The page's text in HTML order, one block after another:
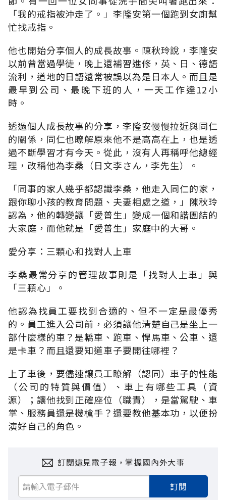
「我的戒指被沖走了。」李隆安第一個跑到女廁幫
忙找戒指。
他也開始分享個人的成長故事。陳秋玲說，李隆安
以前曾當過學徒，晚上還補習進修，英、日、德語
流利，道地的日語還常被誤以為是日本人。而且是
最早到公司、最晚下班的人，一天工作達12小
時。
透過個人成長故事的分享，李隆安慢慢拉近與同仁
的關係，同仁也瞭解原來他不是高高在上，也是透
過不斷學習才有今天。從此，沒有人再稱呼他總經
理，改稱他為李桑（日文李さん，李先生）。
「同事的家人幾乎都認識李桑，他走入同仁的家，
跟你聊小孩的教育問題、夫妻相處之道，」陳秋玲
認為，他的轉變讓「愛普生」變成一個和諧團結的
大家庭，而他就是「愛普生」家庭中的大哥。
愛分享：三顆心和找對人上車
李桑最常分享的管理故事則是「找對人上車」與
「三顆心」。
他認為找員工要找到合適的、但不一定是最優秀
的。員工進入公司前，必須讓他清楚自己是坐上一
部什麼樣的車？是轎車、跑車、悍馬車、公車、還
是卡車？而且還要知道車子要開往哪裡？
上了車後，要儘速讓員工瞭解（認同）車子的性能
（公司的特質與價值）、車上有哪些工具（資
源）；讓他找到正確座位（職責），是當駕駛、車
掌、服務員還是機槍手？還要教他基本功，以便扮
演好自己的角色。
訂閱遠見電子報，掌握國內外大事
訂閱